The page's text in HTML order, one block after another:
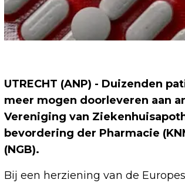
UTRECHT (ANP) - Duizenden
meer mogen doorleveren aan
Vereniging van
bevordering der Pharmacie
(NGB).
Bij een herziening van de